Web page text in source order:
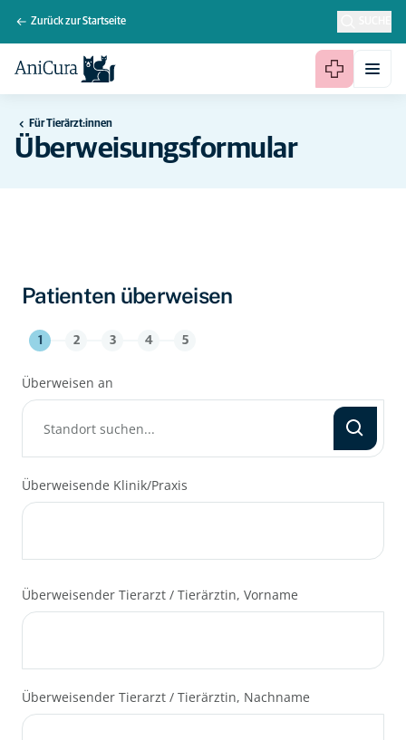
Zurück zur Startseite
Für Tierärzt:innen
Überweisungsformular
Patienten überweisen
1 2 3 4 5
Überweisen an
GRATKORN
Tierarztpraxis Aspern Wählen
Tierarztpraxis Korneuburg
Überweisende Klinik/Praxis
Überweisender Tierarzt / Tierärztin, Vorname
Überweisender Tierarzt / Tierärztin, Nachname